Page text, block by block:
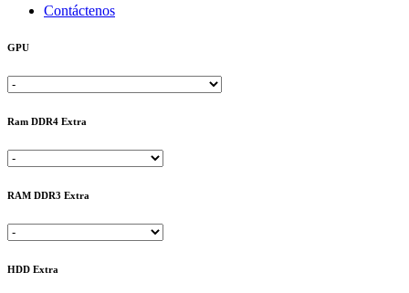
Contáctenos
GPU
Ram DDR4 Extra
RAM DDR3 Extra
HDD Extra